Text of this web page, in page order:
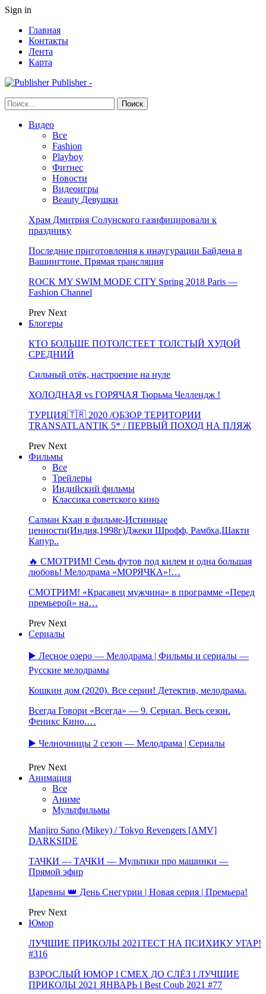
Sign in
Главная
Контакты
Лента
Карта
Publisher -
Видео
Все
Fashion
Playboy
Фитнес
Новости
Видеоигры
Beauty Девушки
Храм Дмитрия Солунского газифицировали к
празднику
Последние приготовления к инаугурации Байдена в
Вашингтоне. Прямая трансляция
ROCK MY SWIM MODE CITY Spring 2018 Paris —
Fashion Channel
Prev Next
Блогеры
КТО БОЛЬШЕ ПОТОЛСТЕЕТ ТОЛСТЫЙ ХУДОЙ
СРЕДНИЙ
Сильный отёк, настроение на нуле
ХОЛОДНАЯ vs ГОРЯЧАЯ Тюрьма Челлендж !
ТУРЦИЯ🇹🇷 2020 /ОБЗОР ТЕРИТОРИИ
TRANSATLANTIK 5* / ПЕРВЫЙ ПОХОД НА ПЛЯЖ
Prev Next
Фильмы
Все
Трейлеры
Индийский фильмы
Классика советского кино
Салман Кхан в фильме-Истинные
ценности(Индия,1998г)Джеки Шрофф, Рамбха,Шакти
Капур..
🔥 СМОТРИМ! Семь футов под килем и одна большая
любовь! Мелодрама «МОРЯЧКА»!…
СМОТРИМ! «Красавец мужчина» в программе «Перед
премьерой» на…
Prev Next
Сериалы
▶️ Лесное озеро — Мелодрама | Фильмы и сериалы —
Русские мелодрамы
Кошкин дом (2020). Все серии! Детектив, мелодрама.
Всегда Говори «Всегда» — 9. Сериал. Весь сезон.
Феникс Кино.…
▶️ Челночницы 2 сезон — Мелодрама | Сериалы
Prev Next
Анимация
Все
Аниме
Мультфильмы
Manjiro Sano (Mikey) / Tokyo Revengers [AMV]
DARKSIDE
ТАЧКИ — ТАЧКИ — Мультики про машинки —
Прямой эфир
Царевны 👑 День Снегурии | Новая серия | Премьера!
Prev Next
Юмор
ЛУЧШИЕ ПРИКОЛЫ 2021ТЕСТ НА ПСИХИКУ УГАР!
#316
ВЗРОСЛЫЙ ЮМОР l СМЕХ ДО СЛЁЗ l ЛУЧШИЕ
ПРИКОЛЫ 2021 ЯНВАРЬ l Best Coub 2021 #77